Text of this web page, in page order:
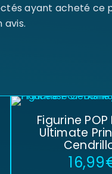
ayant acheté ce
avis.
Figurine
Ultimate
16,99